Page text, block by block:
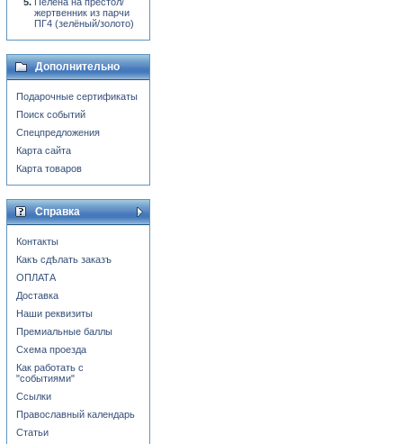
жертвенник из парчи
ПГ4 (зелёный/золото)
Дополнительно
Подарочные сертификаты
Поиск событий
Спецпредложения
Карта сайта
Карта товаров
Справка
Контакты
Какъ сдѣлать заказъ
ОПЛАТА
Доставка
Наши реквизиты
Премиальные баллы
Схема проезда
Как работать с
"событиями"
Ссылки
Православный календарь
Статьи